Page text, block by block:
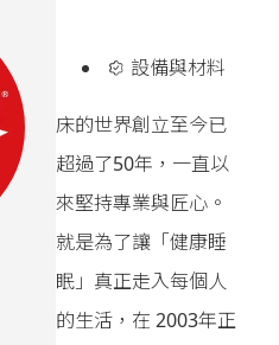
設備與材料
床的世界創立至今已
超過了50年，一直以
來堅持專業與匠心。
就是為了讓「健康睡
眠」真正走入每個人
的生活，在 2003年正